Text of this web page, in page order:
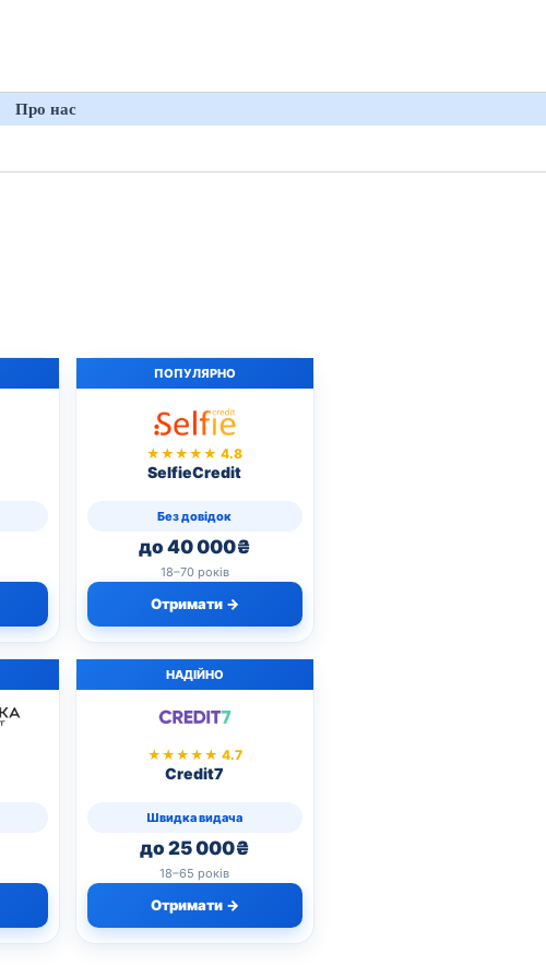
Про нас
ПОПУЛЯРНО
★★★★★ 4.8
SelfieCredit
Без довідок
до 40 000₴
18–70 років
Отримати →
НАДІЙНО
★★★★★ 4.7
Credit7
Швидка видача
до 25 000₴
18–65 років
Отримати →